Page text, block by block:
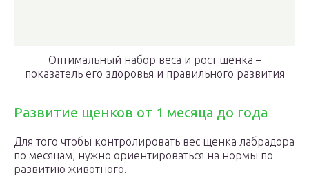
Оптимальный набор веса и рост щенка –
показатель его здоровья и правильного развития
Развитие щенков от 1 месяца до года
Для того чтобы контролировать вес щенка лабрадора
по месяцам, нужно ориентироваться на нормы по
развитию животного.